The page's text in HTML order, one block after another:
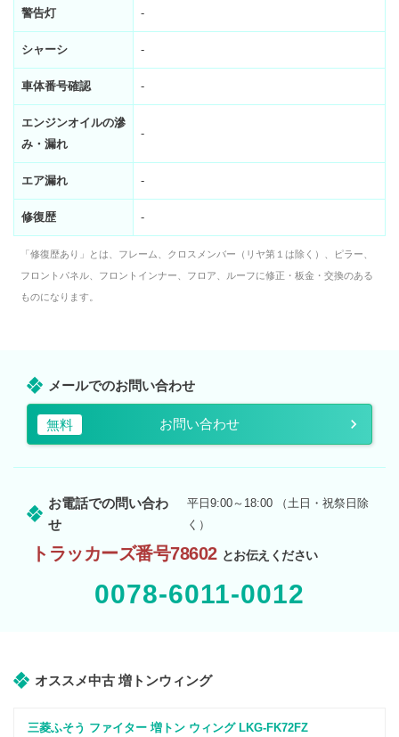
警告灯 -
シャーシ -
車体番号確認 -
エンジンオイルの滲
み・漏れ
-
エア漏れ -
修復歴 -
「修復歴あり」とは、フレーム、クロスメンバー（リヤ第１は除く）、ピラー、
フロントパネル、フロントインナー、フロア、ルーフに修正・板金・交換のある
ものになります。
メールでのお問い合わせ
無料 お問い合わせ
お電話での問い合わ
せ
平日9:00～18:00 （土日・祝祭日除
く）
トラッカーズ番号78602 とお伝えください
0078-6011-0012
オススメ中古 増トンウィング
三菱ふそう ファイター 増トン ウィング LKG-FK72FZ